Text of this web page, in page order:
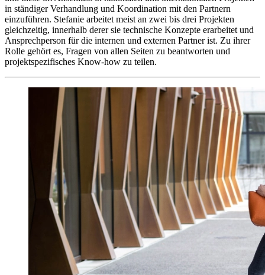
in ständiger Verhandlung und Koordination mit den Partnern
einzuführen. Stefanie arbeitet meist an zwei bis drei Projekten
gleichzeitig, innerhalb derer sie technische Konzepte erarbeitet und
Ansprechperson für die internen und externen Partner ist. Zu ihrer
Rolle gehört es, Fragen von allen Seiten zu beantworten und
projektspezifisches Know-how zu teilen.